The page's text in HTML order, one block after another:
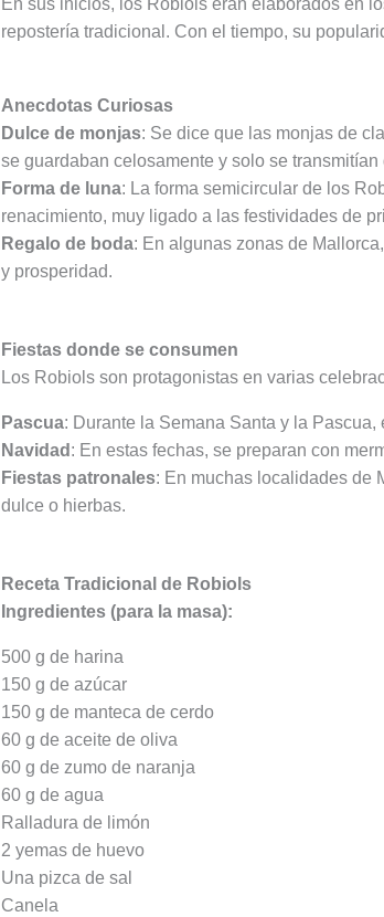
En sus inicios, los Robiols eran elaborados en
repostería tradicional. Con el tiempo, su
Anecdotas Curiosas
Dulce de monjas: Se dice que las monjas de
se guardaban celosamente y solo se
Forma de luna: La forma semicircular de los
renacimiento, muy ligado a las festividades de
Regalo de boda: En algunas zonas de
y prosperidad.
Fiestas donde se consumen
Los Robiols son protagonistas en varias
Pascua: Durante la Semana Santa y la
Navidad : En estas fechas, se preparan con
Fiestas patronales: En muchas localidades de
dulce o hierbas.
Receta Tradicional de Robiols
Ingredientes (para la masa):
500 g de harina
150 g de azúcar
150 g de manteca de cerdo
60 g de aceite de oliva
60 g de zumo de naranja
60 g de agua
Ralladura de limón
2 yemas de huevo
Una pizca de sal
Canela